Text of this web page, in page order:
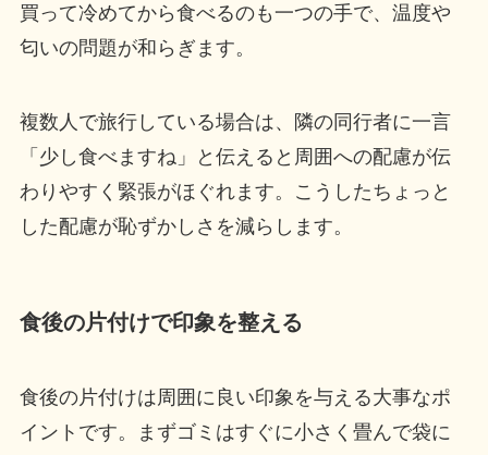
買って冷めてから食べるのも一つの手で、温度や
匂いの問題が和らぎます。
複数人で旅行している場合は、隣の同行者に一言
「少し食べますね」と伝えると周囲への配慮が伝
わりやすく緊張がほぐれます。こうしたちょっと
した配慮が恥ずかしさを減らします。
食後の片付けで印象を整える
食後の片付けは周囲に良い印象を与える大事なポ
イントです。まずゴミはすぐに小さく畳んで袋に